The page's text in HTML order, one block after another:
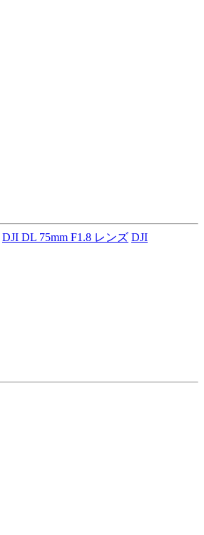
DJI DL 75mm F1.8 レンズ DJI